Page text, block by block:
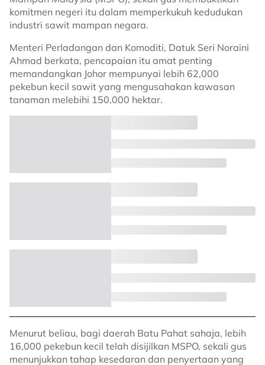
komitmen negeri itu dalam memperkukuh kedudukan
industri sawit mampan negara.
Menteri Perladangan dan Komoditi, Datuk Seri Noraini
Ahmad berkata, pencapaian itu amat penting
memandangkan Johor mempunyai lebih 62,000
pekebun kecil sawit yang mengusahakan kawasan
tanaman melebihi 150,000 hektar.
Menurut beliau, bagi daerah Batu Pahat sahaja, lebih
16,000 pekebun kecil telah disijilkan MSPO, sekali gus
menunjukkan tahap kesedaran dan penyertaan yang